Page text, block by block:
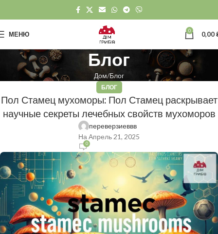
МЕНЮ 0 0,00
Блог
Дом Блог
БЛОГ
Пол Стамец мухоморы: Пол Стамец раскрывает
научные секреты лечебных свойств мухоморов
переверзиеввв
На Апрель 21, 2025
0